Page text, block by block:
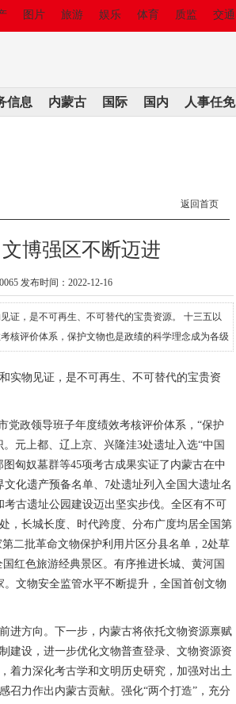
图片 旅游 娱乐 体育 质监 交通
信息 内蒙古 国际 国内 人事任免
返回首页
博强区不断迈进
发布时间：2022-12-16
证，是不可再生、不可替代的宝贵资源。 十三五以
核评价体系，保护文物也是政绩的科学理念成为各级
物见证，是不可再生、不可替代的宝贵资
政领导班子年度绩效考核评价体系，“保护
元上都、辽上京、兴隆洼3处遗址入选“中国
匈奴墓群等45项考古成果实证了内蒙古在中
化遗产预备名单、7处遗址列入全国大遗址名
古遗址公园建设迈出坚实步伐。全区有不可
，长城长度、时代跨度、分布广度均居全国第
二批革命文物保护利用片区分县名单，2处草
红色旅游经典景区。有序推进长城、黄河国
文物安全监管水平不断提升，全国首创文物
方向。下一步，内蒙古将依托文物资源禀赋
建设，进一步优化文物普查登录、文物资源资
着力深化考古学和文明历史研究，加强对出土
召力作出内蒙古贡献。强化“两个打造”，充分